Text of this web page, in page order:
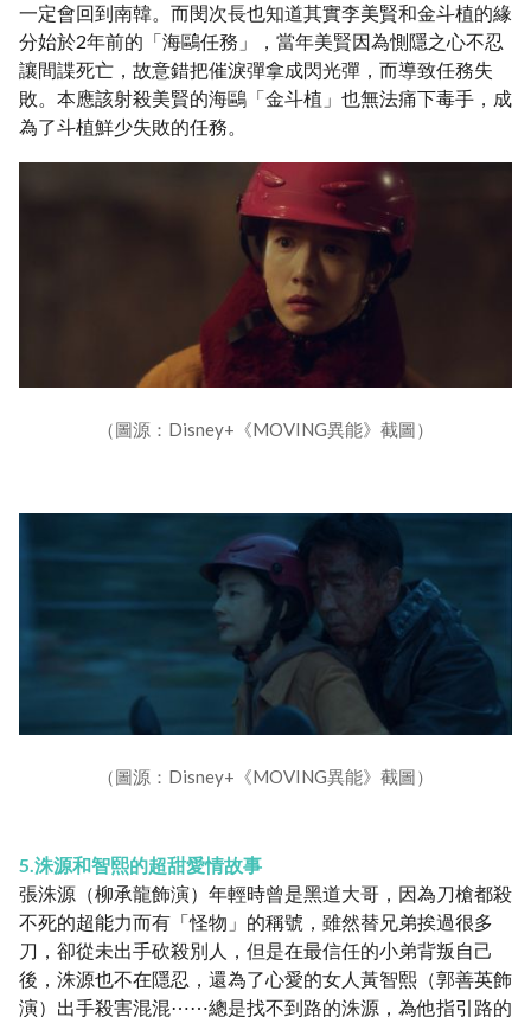
一定會回到南韓。而閔次長也知道其實李美賢和金斗植的緣
分始於2年前的「海鷗任務」，當年美賢因為惻隱之心不忍
讓間諜死亡，故意錯把催淚彈拿成閃光彈，而導致任務失
敗。本應該射殺美賢的海鷗「金斗植」也無法痛下毒手，成
為了斗植鮮少失敗的任務。
（圖源：Disney+《MOVING異能》截圖）
（圖源：Disney+《MOVING異能》截圖）
5.洙源和智熙的超甜愛情故事
張洙源（柳承龍飾演）年輕時曾是黑道大哥，因為刀槍都殺
不死的超能力而有「怪物」的稱號，雖然替兄弟挨過很多
刀，卻從未出手砍殺別人，但是在最信任的小弟背叛自己
後，洙源也不在隱忍，還為了心愛的女人黃智熙（郭善英飾
演）出手殺害混混⋯⋯總是找不到路的洙源，為他指引路的